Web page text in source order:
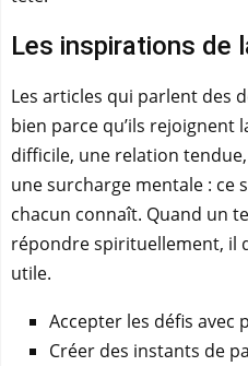
Les inspirations de
Les articles qui parlent des
bien parce qu’ils rejoignent
difficile, une relation
une surcharge mentale : ce
chacun connaît. Quand un
répondre spirituellement, il
utile.
Accepter les défis avec
Créer des instants de